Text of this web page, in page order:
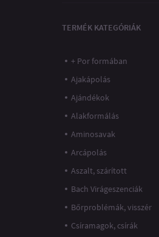
TERMÉK KATEGÓRIÁK
+ Por formában
Ajakápolás
Ajándékok
Alakformálás
Aminosavak
Arcápolás
Aszalt, szárított
Bach Virágeszenciák
Bőrproblémák, visszér
Csíramagok, csírák